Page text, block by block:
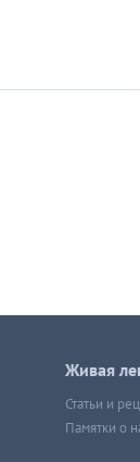
Живая
Статьи и
Памятки о